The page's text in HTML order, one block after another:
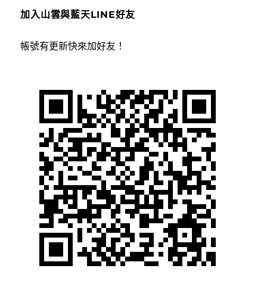
加入山雲與藍天LINE好友
帳號有更新快來加好友！